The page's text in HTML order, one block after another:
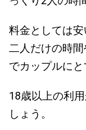
料金としては安
二人だけの時
でカップルにと
18歳以上の利
しょう。